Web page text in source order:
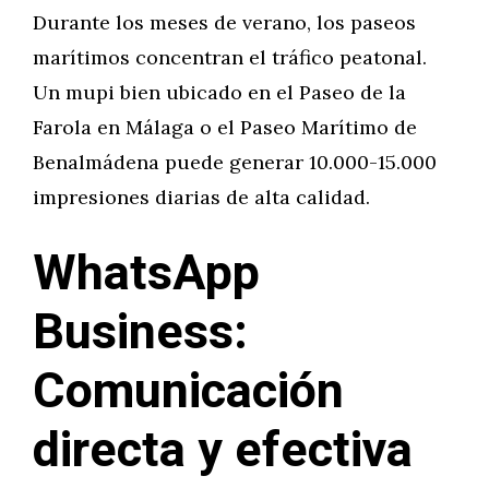
Durante los meses de verano, los paseos
marítimos concentran el tráfico peatonal.
Un mupi bien ubicado en el Paseo de la
Farola en Málaga o el Paseo Marítimo de
Benalmádena puede generar 10.000-15.000
impresiones diarias de alta calidad.
WhatsApp
Business:
Comunicación
directa y efectiva